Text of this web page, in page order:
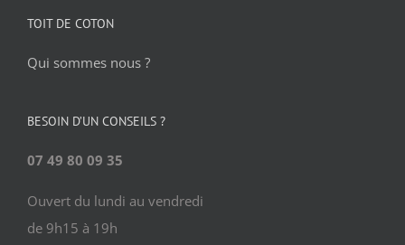
TOIT DE COTON
Qui sommes nous ?
BESOIN D’UN CONSEILS ?
07 49 80 09 35
Ouvert du lundi au vendredi
de 9h15 à 19h